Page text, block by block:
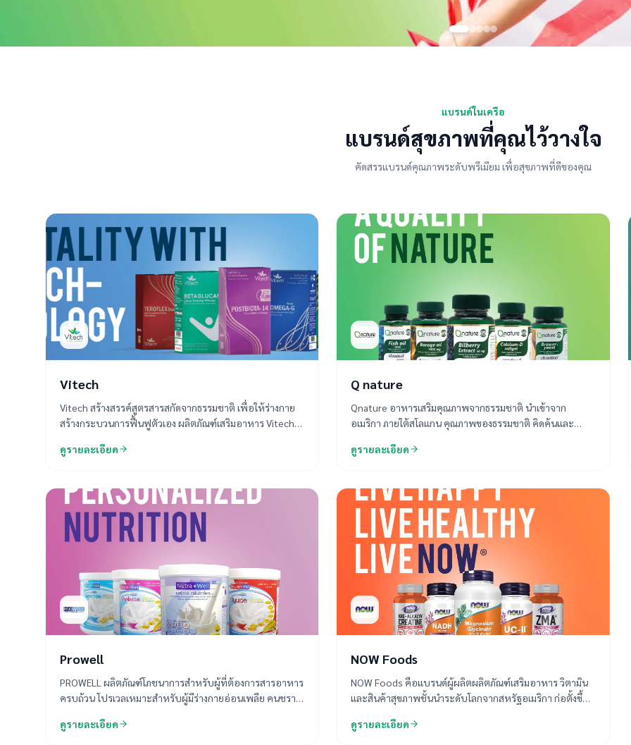
แบรนด์ในเครือ
แบรนด์สุขภาพที่คุณไว้วางใจ
คัดสรรแบรนด์คุณภาพระดับพรีเมียม เพื่อสุขภาพที่ดีของคุณ
Vitech
Vitech สร้างสรรค์สูตรสารสกัดจากธรรมชาติ เพื่อให้ร่างกาย
สร้างกระบวนการฟื้นฟูตัวเอง ผลิตภัณฑ์เสริมอาหาร Vitech
30 ปี คัดสรรสารอาหารจากธรรมชาติ จนได้สูตรแห่งสุขภาพ
ดูรายละเอียด
Q nature
Qnature อาหารเสริมคุณภาพจากธรรมชาติ นำเข้าจาก
อเมริกา ภายใต้สโลแกน คุณภาพของธรรมชาติ คิดค้นและ
กระบวนการฟื้นฟูตัวเอง Qnature คัดสรรสารอาหารจาก
ดูรายละเอียด
Prowell
PROWELL ผลิตภัณฑ์โภชนาการสำหรับผู้ที่ต้องการสารอาหาร
ครบถ้วน โปรเวลเหมาะสำหรับผู้มีร่างกายอ่อนเพลีย คนชรา ผู้
อาหารทางสาย ผู้ป่วยเบาหวาน ผู้ป่วยความดันโลหิตสูง ผู้ป่วย
ดูรายละเอียด
NOW Foods
NOW Foods คือแบรนด์ผู้ผลิตผลิตภัณฑ์เสริมอาหาร วิตามิน
และสินค้าสุขภาพชั้นนำระดับโลกจากสหรัฐอเมริกา ก่อตั้งขึ้น
คุณภาพสูง ในราคาที่เข้าถึงได้และตรวจสอบมาตรฐานความ
ดูรายละเอียด